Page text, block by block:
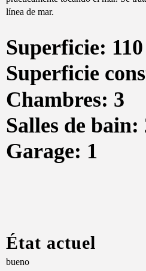
línea de mar.
Superficie: 110
Superficie
Chambres: 3
Salles de bain:
Garage: 1
État actuel
bueno